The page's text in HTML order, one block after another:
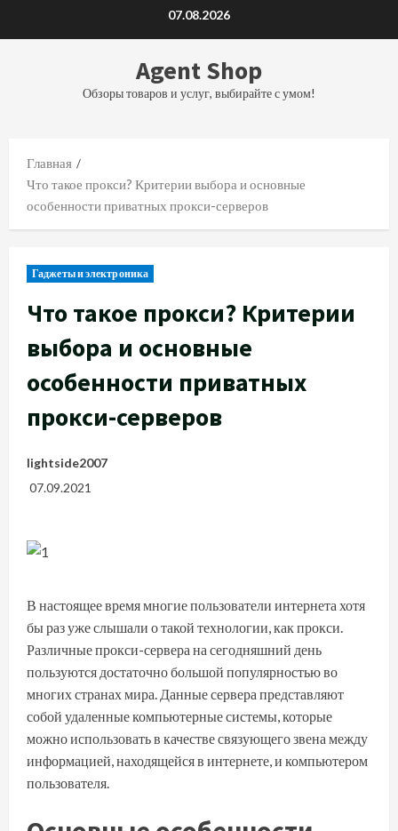
07.08.2026
Agent Shop
Обзоры товаров и услуг, выбирайте с умом!
Главная
Что такое прокси? Критерии выбора и основные
особенности приватных прокси-серверов
Гаджеты и электроника
Что такое прокси? Критерии
выбора и основные
особенности приватных
прокси-серверов
lightside2007
07.09.2021
В настоящее время многие пользователи интернета хотя
бы раз уже слышали о такой технологии, как прокси.
Различные прокси-сервера на сегодняшний день
пользуются достаточно большой популярностью во
многих странах мира. Данные сервера представляют
собой удаленные компьютерные системы, которые
можно использовать в качестве связующего звена между
информацией, находящейся в интернете, и компьютером
пользователя.